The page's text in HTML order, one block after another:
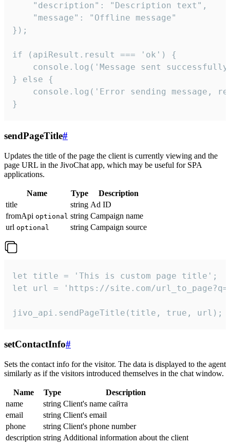
    "description": "Description text",
    "message": "Offline message"
});
if (apiResult.result === 'ok') {
console.log('Message sent
} else {
console.log('Error sending message,
}
sendPageTitle#
Updates the title of the page the client is currently viewing and the
page URL in the JivoChat app, which may be useful for SPA
applications.
Name Type
Description
title
string Ad ID
fromApi optional string Campaign name
url optional string Campaign source
let title = 'This is custom page title';
let url = 'https://site.com/
jivo_api.sendPageTitle(title, true, url);
setContactInfo#
Sets the contact info for the visitor. The data is displayed to the agent
similarly as if the visitors introduced themselves in the chat window.
Name Type
Description
name
string Client's name сайта
email
string Client's email
phone
string Client's phone number
description string Additional information about the client